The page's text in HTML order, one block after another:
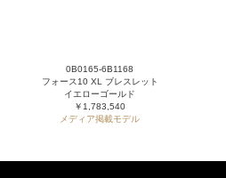
0B0165-6B1168
フォース10 XL ブレスレット
イエローゴールド
￥1,783,540
メディア掲載モデル